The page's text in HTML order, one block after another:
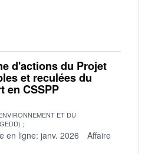
d'actions du Projet
et reculées du
en CSSPP
ET DU
en ligne: janv. 2026
Affaire